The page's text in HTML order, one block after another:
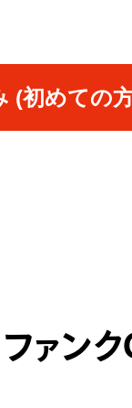
(初めての
ファン